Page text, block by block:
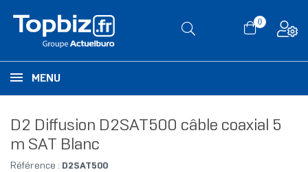
0
MENU
D2 Diffusion D2SAT500 câble coaxial 5
m SAT Blanc
Référence : D2SAT500